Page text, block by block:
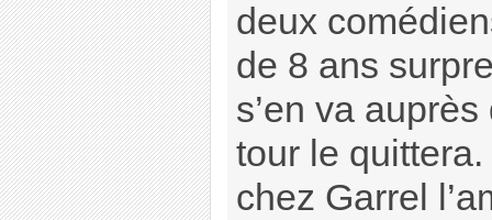
deux
de 8 ans
s’en va
tour le
chez Garrel